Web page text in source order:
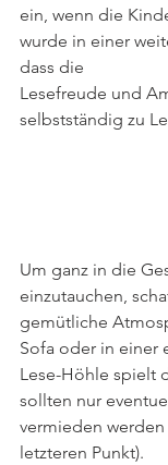
ein, wenn die
wurde in einer
dass die
Lesefreude und
selbstständig zu
Um ganz in die
einzutauchen,
gemütliche
Sofa oder in einer
Lese-Höhle spielt
sollten nur
vermieden werden
letzteren Punkt).